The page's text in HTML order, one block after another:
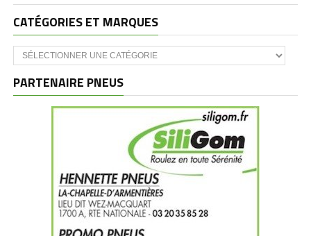
CATÉGORIES ET MARQUES
Catégories
et
PARTENAIRE PNEUS